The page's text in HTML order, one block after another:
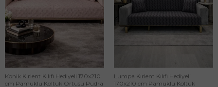
Konik Kırlent Kılıfı Hediyeli 170x210
cm Pamuklu Koltuk Örtüsü Pudra
Lumpa Kırlent Kılıfı Hediyeli
170x210 cm Pamuklu Koltuk